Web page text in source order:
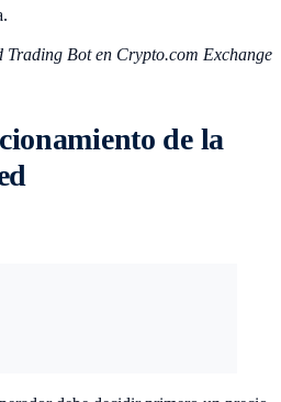
Bot en Crypto.com Exchange
de la